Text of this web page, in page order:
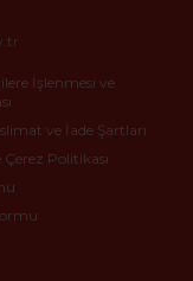
İşlenmesi ve
ve İade Şartları
Politikası